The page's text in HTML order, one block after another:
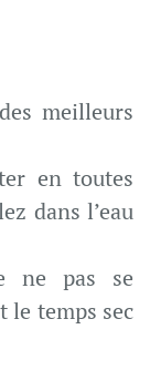
meilleurs
en toutes
dans l’eau
ne pas se
le temps sec